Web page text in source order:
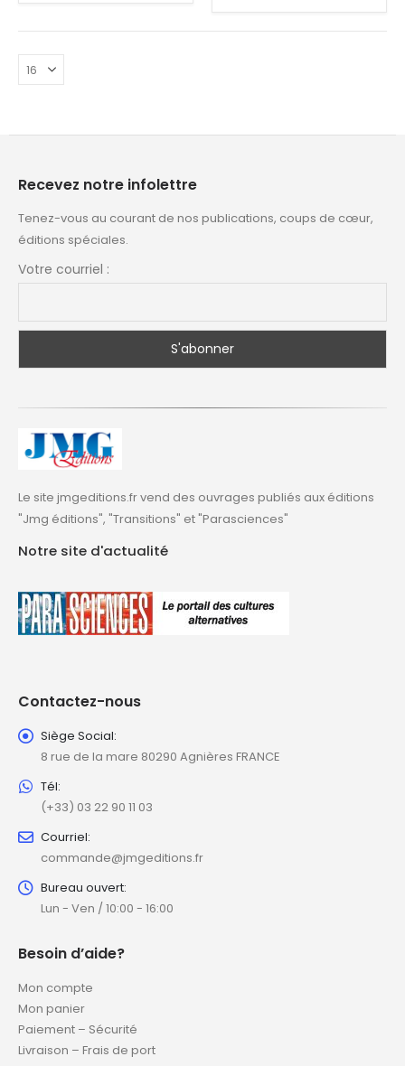
Recevez notre infolettre
Tenez-vous au courant de nos publications, coups de cœur,
éditions spéciales.
Votre courriel :
Le site jmgeditions.fr vend des ouvrages publiés aux éditions
"Jmg éditions", "Transitions" et "Parasciences"
Notre site d'actualité
Contactez-nous
Siège Social:
8 rue de la mare 80290 Agnières FRANCE
Tél:
(+33) 03 22 90 11 03
Courriel:
commande@jmgeditions.fr
Bureau ouvert:
Lun - Ven / 10:00 - 16:00
Besoin d’aide?
Mon compte
Mon panier
Paiement – Sécurité
Livraison – Frais de port